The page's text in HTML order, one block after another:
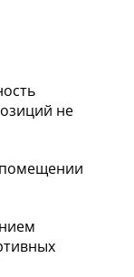
не
помещении